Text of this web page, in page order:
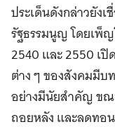
ประเด็นดังกล่าวยังเ
รัฐธรรมนูญ โดยเพ็
2540 และ 2550 เ
ต่าง ๆ ของสังคมมีบ
อย่างมีนัยสำคัญ ขณ
ถอยหลัง และลดทอ